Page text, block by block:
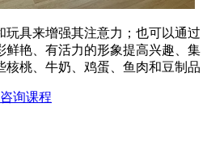
玩具来增强其注意力；也可以通过
鲜艳、有活力的形象提高兴趣、集
核桃、牛奶、鸡蛋、鱼肉和豆制品
咨询课程